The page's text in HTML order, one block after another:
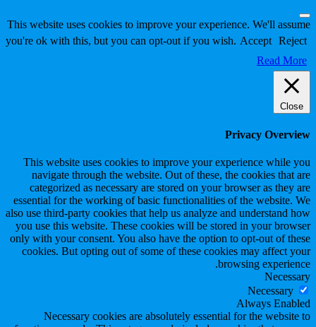
Scroll
to
Top
This website uses cookies to improve your experience. We'll assume
you're ok with this, but you can opt-out if you wish. Accept Reject
Read More
Close
Privacy Overview
This website uses cookies to improve your experience while you
navigate through the website. Out of these, the cookies that are
categorized as necessary are stored on your browser as they are
essential for the working of basic functionalities of the website. We
also use third-party cookies that help us analyze and understand how
you use this website. These cookies will be stored in your browser
only with your consent. You also have the option to opt-out of these
cookies. But opting out of some of these cookies may affect your
browsing experience.
Necessary
Necessary
Always Enabled
Necessary cookies are absolutely essential for the website to